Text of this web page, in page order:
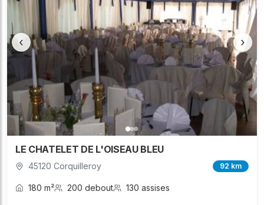
‹ ›
LE CHATELET DE L'OISEAU BLEU
45120 Corquilleroy 92 km
180 m² 200 debout 130 assises